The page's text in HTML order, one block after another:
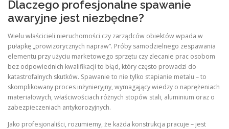
Dlaczego profesjonalne spawanie
awaryjne jest niezbędne?
Wielu właścicieli nieruchomości czy zarządców obiektów wpada w
pułapkę „prowizorycznych napraw”. Próby samodzielnego zespawania
elementu przy użyciu marketowego sprzętu czy zlecanie prac osobom
bez odpowiednich kwalifikacji to błąd, który często prowadzi do
katastrofalnych skutków. Spawanie to nie tylko stapianie metalu – to
skomplikowany proces inżynieryjny, wymagający wiedzy o naprężeniach
materiałowych, właściwościach różnych stopów stali, aluminium oraz o
zabezpieczeniach antykorozyjnych.
Jako profesjonaliści, rozumiemy, że każda konstrukcja pracuje – jest